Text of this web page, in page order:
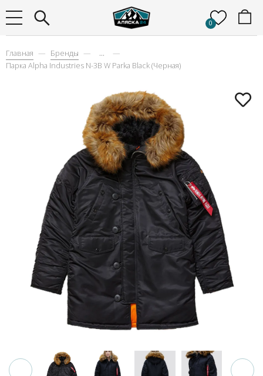
0
Главная Бренды
...
Парка Alpha Industries N-3B W Parka Black (Черная)